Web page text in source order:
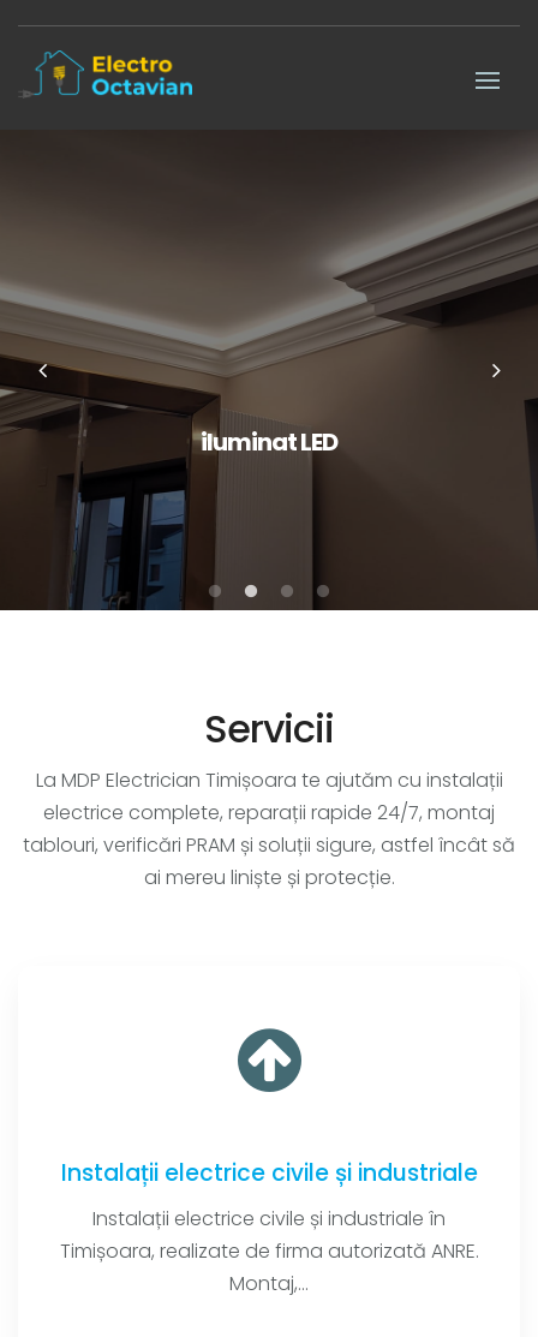
iluminat LED
Servicii
La MDP Electrician Timișoara te ajutăm cu instalații
electrice complete, reparații rapide 24/7, montaj
tablouri, verificări PRAM și soluții sigure, astfel încât să
ai mereu liniște și protecție.
Instalații electrice civile și industriale
Instalații electrice civile și industriale în
Timișoara, realizate de firma autorizată ANRE.
Montaj,...